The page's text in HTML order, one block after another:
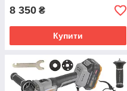
8 350 ₴
Купити